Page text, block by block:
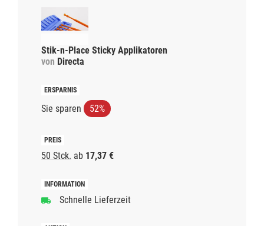
Stik-n-Place Sticky Applikatoren
von Directa
Sie sparen 52%
50 Stck. ab 17,37 €
Schnelle Lieferzeit